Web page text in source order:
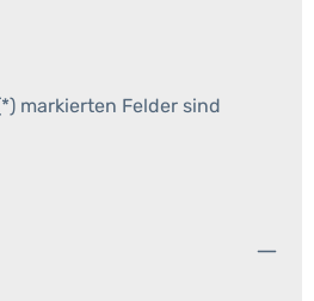
markierten Felder sind